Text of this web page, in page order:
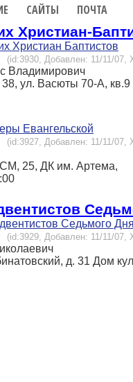
САЙТЫ ПОЧТА
Христиан-
Христиан Баптистов
(id:3930, Добавлен: 11/11/07,
Владимирович
ул. Васюты 70-А, кв.9
Евангельской
(id:3927, Добавлен: 11/11/07,
25, ДК им. Артема,
Седьмого Дня
(id:3929, Добавлен: 11/11/07,
д. 31 Дом